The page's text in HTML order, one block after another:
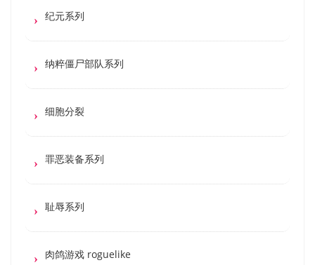
纪元系列
纳粹僵尸部队系列
细胞分裂
罪恶装备系列
耻辱系列
肉鸽游戏 roguelike